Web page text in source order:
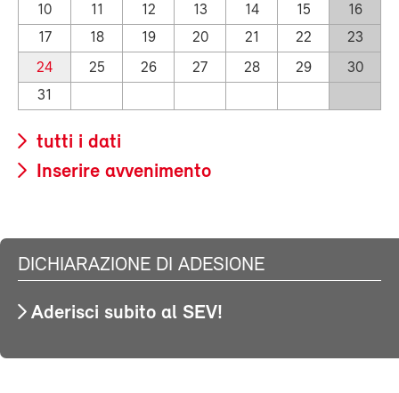
10
11 12 13 14 15
16
17
18 19 20 21 22
23
24
25 26 27 28 29
30
31
tutti i dati
Inserire avvenimento
DICHIARAZIONE DI ADESIONE
Aderisci subito al SEV!